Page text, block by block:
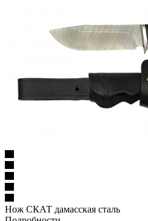
Нож СКАТ дамасская сталь